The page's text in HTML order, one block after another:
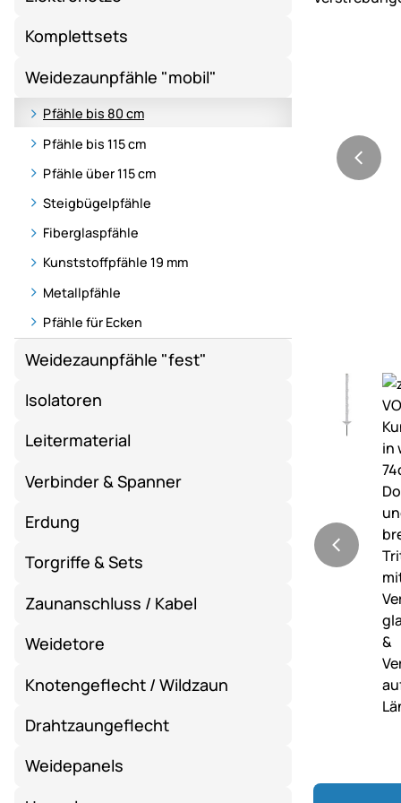
Komplettsets
Weidezaunpfähle "mobil"
Pfähle bis 80 cm
Pfähle bis 115 cm
Pfähle über 115 cm
Steigbügelpfähle
Fiberglaspfähle
Kunststoffpfähle 19 mm
Metallpfähle
Pfähle für Ecken
Weidezaunpfähle "fest"
Isolatoren
Leitermaterial
Verbinder & Spanner
Erdung
Torgriffe & Sets
Zaunanschluss / Kabel
Weidetore
Knotengeflecht / Wildzaun
Drahtzaungeflecht
Weidepanels